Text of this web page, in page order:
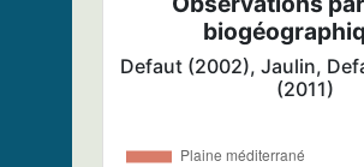
Defaut (2002), Jaulin,
(2011)